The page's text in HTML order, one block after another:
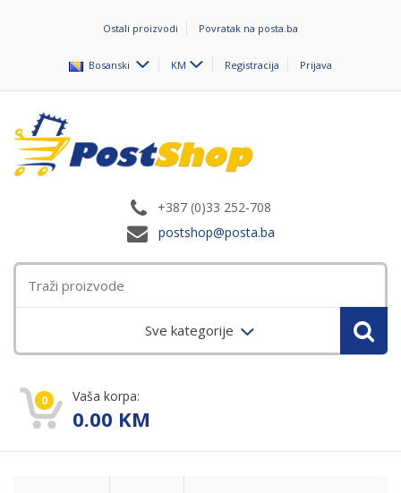
Ostali proizvodi Povratak na posta.ba
Bosanski KM Registracija Prijava
+387 (0)33 252-708
postshop@posta.ba
Sve kategorije
0 Vaša korpa:
0.00 KM